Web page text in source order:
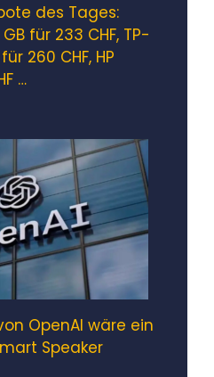
des Tages:
für 233 CHF, TP-
260 CHF, HP
…
OpenAI wäre ein
Speaker